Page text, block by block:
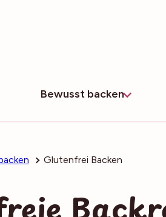
Bewusst backen
Glutenfrei Backen